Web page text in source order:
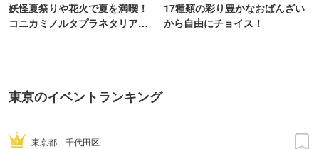
妖怪夏祭りや花火で夏を満喫！
コニカミノルタプラネタリア
17種類の彩り豊かなおばんざい
から自由にチョイス！
東京のイベントランキング
東京都 千代田区